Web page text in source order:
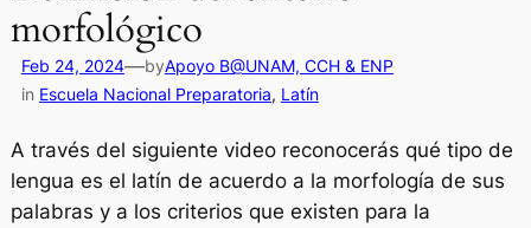
morfológico
Feb 24, 2024—byApoyo B@UNAM, CCH & ENP
in Escuela Nacional Preparatoria, Latín
A través del siguiente video reconocerás qué tipo de
lengua es el latín de acuerdo a la morfología de sus
palabras y a los criterios que existen para la